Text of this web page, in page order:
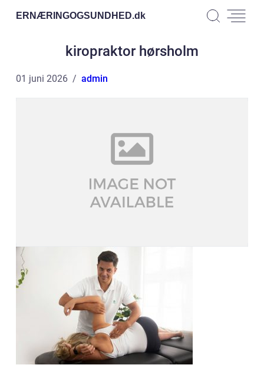
ERNÆRINGOGSUNDHED.dk
kiropraktor hørsholm
01 juni 2026 admin